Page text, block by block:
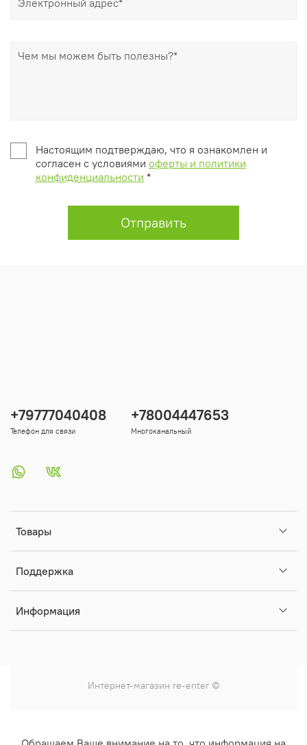
Настоящим подтверждаю, что я ознакомлен и
согласен с условиями оферты и политики
конфиденциальности *
Отправить
Товары
Поддержка
Информация
+79777040408
Телефон для связи
+78004447653
Многоканальный
Интернет-магазин re-enter ©